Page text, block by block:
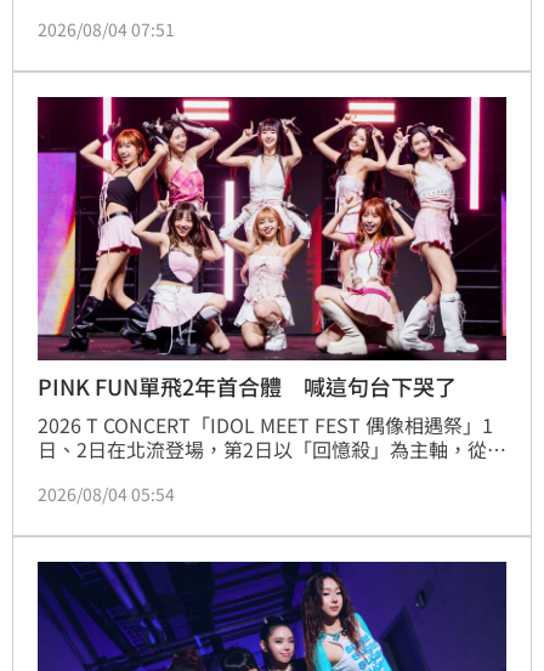
下聚會頻繁，但已鮮少公開合體。沒想到，近日傳出她
（4）日稍早親自回應。
2026/08/04 07:51
PINK FUN單飛2年首合體 喊這句台下哭了
2026 T CONCERT「IDOL MEET FEST 偶像相遇祭」1
日、2日在北流登場，第2日以「回憶殺」為主軸，從
年2》，由踢帕娛樂系列選秀節目誕生的男女團齊聚一
的便是《DD52》冠軍團「G.O.F」及人氣團「PINK
FUN」，兩團皆以完全體帶來精彩演出。
2026/08/04 05:54